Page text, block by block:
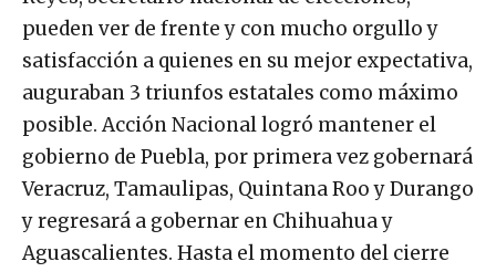
pueden ver de frente y con mucho orgullo y
satisfacción a quienes en su mejor expectativa,
auguraban 3 triunfos estatales como máximo
posible. Acción Nacional logró mantener el
gobierno de Puebla, por primera vez gobernará
Veracruz, Tamaulipas, Quintana Roo y Durango
y regresará a gobernar en Chihuahua y
Aguascalientes. Hasta el momento del cierre